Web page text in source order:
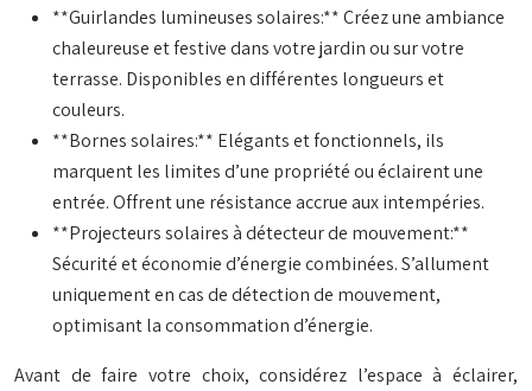
**Guirlandes lumineuses solaires:** Créez une ambiance
chaleureuse et festive dans votre jardin ou sur votre
terrasse. Disponibles en différentes longueurs et
couleurs.
**Bornes solaires:** Elégants et fonctionnels, ils
marquent les limites d’une propriété ou éclairent une
entrée. Offrent une résistance accrue aux intempéries.
**Projecteurs solaires à détecteur de mouvement:**
Sécurité et économie d’énergie combinées. S’allument
uniquement en cas de détection de mouvement,
optimisant la consommation d’énergie.
Avant de faire votre choix, considérez l’espace à éclairer,